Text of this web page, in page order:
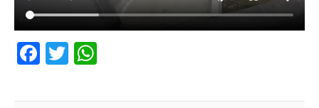
Facebook
Twitter